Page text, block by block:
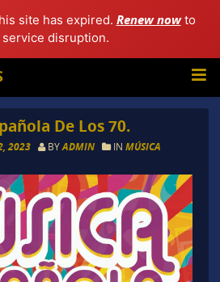
site has expired. Renew nowto
service disruption.
De Los 70.
2023 BYADMIN IN MÚSICA